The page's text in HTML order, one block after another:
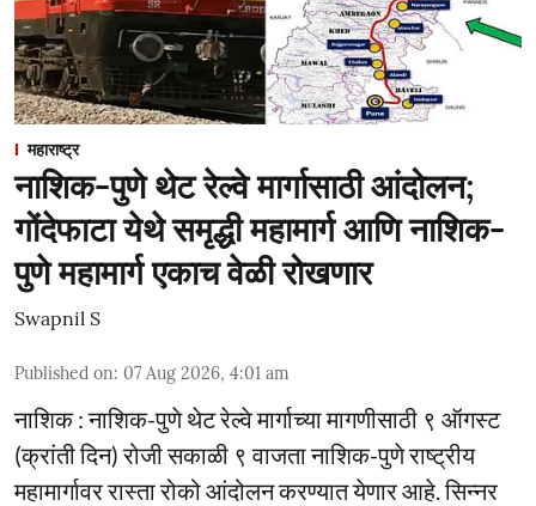
महाराष्ट्र
नाशिक-पुणे थेट रेल्वे मार्गासाठी आंदोलन;
गोंदेफाटा येथे समृद्धी महामार्ग आणि नाशिक-
पुणे महामार्ग एकाच वेळी रोखणार
Swapnil S
Published on: 07 Aug 2026, 4:01 am
नाशिक : नाशिक-पुणे थेट रेल्वे मार्गाच्या मागणीसाठी ९ ऑगस्ट
(क्रांती दिन) रोजी सकाळी ९ वाजता नाशिक-पुणे राष्ट्रीय
महामार्गावर रास्ता रोको आंदोलन करण्यात येणार आहे. सिन्नर